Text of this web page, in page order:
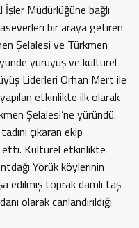
Müdürlüğüne bağlı
bir araya getiren
Şelalesi ve Türkmen
yürüyüş ve kültürel
Liderleri Orhan Mert ile
etkinlikte ilk olarak
Şelalesi’ne yüründü.
çıkaran ekip
etti. Kültürel etkinlikte
Yörük köylerinin
edilmiş toprak damlı taş
olarak canlandırıldığı